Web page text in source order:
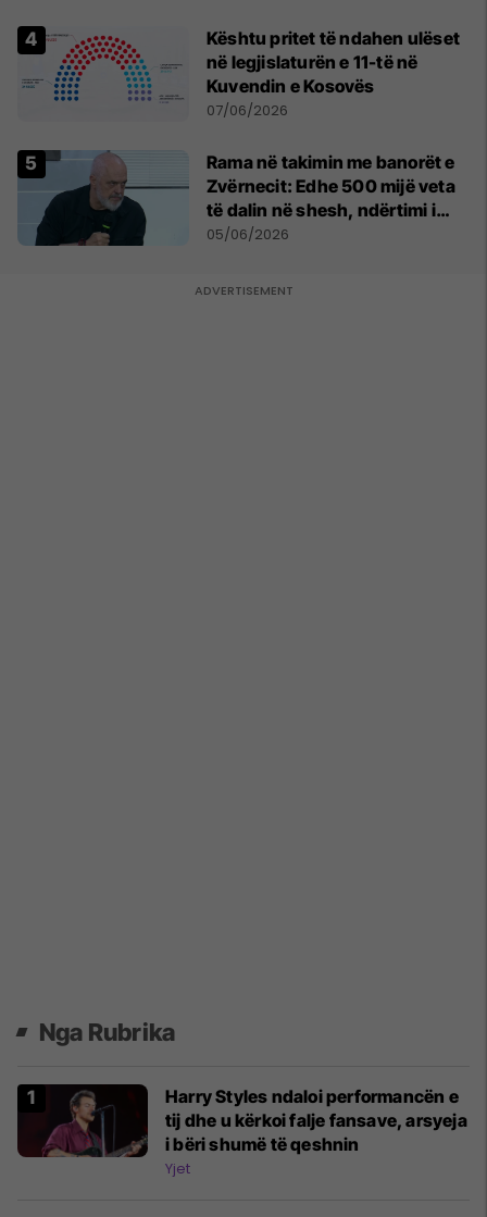
Kështu pritet të ndahen ulëset
në legjislaturën e 11-të në
Kuvendin e Kosovës
07/06/2026
Rama në takimin me banorët e
Zvërnecit: Edhe 500 mijë veta
të dalin në shesh, ndërtimi i
resortit nuk anulohet
05/06/2026
Nga Rubrika
Harry Styles ndaloi performancën e
tij dhe u kërkoi falje fansave, arsyeja
i bëri shumë të qeshnin
Yjet